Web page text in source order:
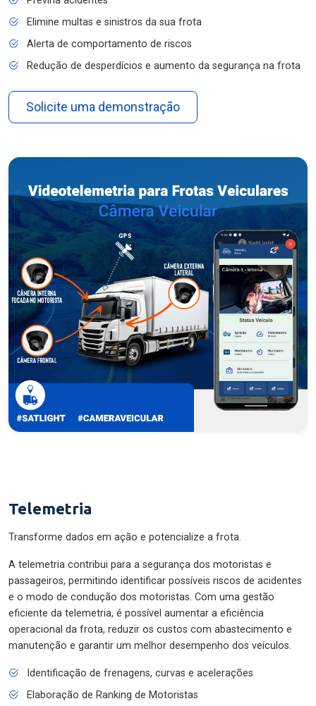
Elimine multas e sinistros da sua frota
Alerta de comportamento de riscos
Redução de desperdícios e aumento da segurança na frota
Solicite uma demonstração
Telemetria
Transforme dados em ação e potencialize a frota.
A telemetria contribui para a segurança dos motoristas e
passageiros, permitindo identificar possíveis riscos de acidentes
e o modo de condução dos motoristas. Com uma gestão
eficiente da telemetria, é possível aumentar a eficiência
operacional da frota, reduzir os custos com abastecimento e
manutenção e garantir um melhor desempenho dos veículos.
Identificação de frenagens, curvas e acelerações
Elaboração de Ranking de Motoristas